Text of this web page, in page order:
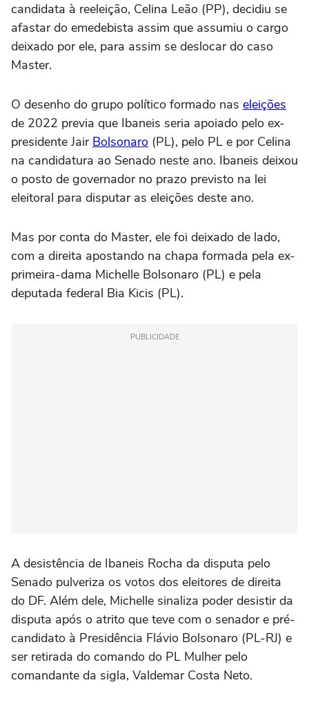
candidata à reeleição, Celina Leão (PP), decidiu se
afastar do emedebista assim que assumiu o cargo
deixado por ele, para assim se deslocar do caso
Master.
O desenho do grupo político formado nas eleições
de 2022 previa que Ibaneis seria apoiado pelo ex-
presidente Jair Bolsonaro (PL), pelo PL e por Celina
na candidatura ao Senado neste ano. Ibaneis deixou
o posto de governador no prazo previsto na lei
eleitoral para disputar as eleições deste ano.
Mas por conta do Master, ele foi deixado de lado,
com a direita apostando na chapa formada pela ex-
primeira-dama Michelle Bolsonaro (PL) e pela
deputada federal Bia Kicis (PL).
PUBLICIDADE
A desistência de Ibaneis Rocha da disputa pelo
Senado pulveriza os votos dos eleitores de direita
do DF. Além dele, Michelle sinaliza poder desistir da
disputa após o atrito que teve com o senador e pré-
candidato à Presidência Flávio Bolsonaro (PL-RJ) e
ser retirada do comando do PL Mulher pelo
comandante da sigla, Valdemar Costa Neto.